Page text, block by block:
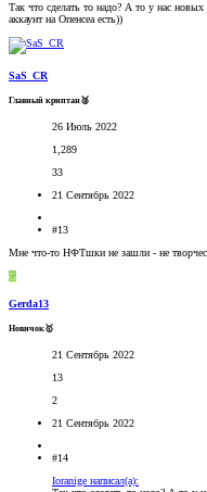
Так что сделать то надо? А то у нас
аккаунт на Опенсеа есть))
SaS_CR
Главный криптан🥈
26 Июль 2022
1,289
33
21 Сентябрь 2022
#13
Мне что-то НФТшки не зашли - не
G
Gerda13
Новичок🥇
21 Сентябрь 2022
13
2
21 Сентябрь 2022
#14
Ioranige написал(а):